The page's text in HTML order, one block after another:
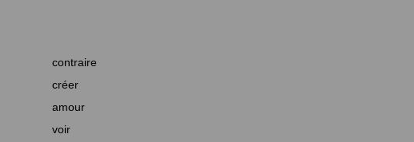
contraire
créer
amour
voir